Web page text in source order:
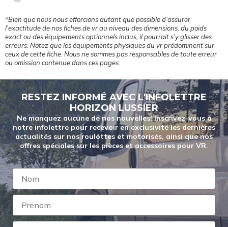
*Bien que nous nous efforcions autant que possible d’assurer
l’exactitude de nos fiches de vr au niveau des dimensions, du poids
exact ou des équipements optionnels inclus, il pourrait s’y glisser des
erreurs. Notez que les équipements physiques du vr prédominent sur
ceux de cette fiche. Nous ne sommes pas responsables de toute erreur
ou omission contenue dans ces pages.
RESTEZ INFORMÉ AVEC L'INFOLETTRE
HORIZON LUSSIER
Ne manquez aucune de nos nouvelles! Inscrivez-vous à
notre infolettre pour recevoir en exclusivité les dernières
actualités sur nos roulottes et motorisés, ainsi que nos
offres spéciales sur les pièces et accessoires pour VR.
alertes de changement de prix sur cet
appareil.